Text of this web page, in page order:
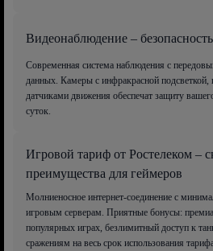
Видеонаблюдение –
Современная система наблюдения с
данных. Камеры с инфракрасной
датчиками движения обеспечат защиту
суток.
Игровой тариф от Ростелеком –
преимущества для геймеров
Молниеносное интернет-соединение с
игровым серверам. Приятные бонусы:
популярных играх, безлимитный доступ к
сражениям на весь срок использования